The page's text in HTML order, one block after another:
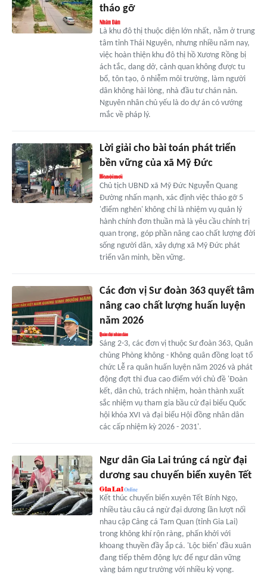
tháo gỡ
Là khu đô thị thuộc diện lớn nhất, nằm ở trung
tâm tỉnh Thái Nguyên, nhưng nhiều năm nay,
việc hoàn thiện khu đô thị hồ Xương Rồng bị
ách tắc, dang dở, cảnh quan không được tu
bổ, tôn tạo, ô nhiễm môi trường, làm người
dân không hài lòng, nhà đầu tư chán nản.
Nguyên nhân chủ yếu là do dự án có vướng
mắc về pháp lý.
Lời giải cho bài toán phát triển
bền vững của xã Mỹ Đức
Chủ tịch UBND xã Mỹ Đức Nguyễn Quang
Đường nhấn mạnh, xác định việc tháo gỡ 5
'điểm nghẽn' không chỉ là nhiệm vụ quản lý
hành chính đơn thuần mà là yêu cầu chính trị
quan trọng, góp phần nâng cao chất lượng đời
sống người dân, xây dựng xã Mỹ Đức phát
triển văn minh, bền vững.
Các đơn vị Sư đoàn 363 quyết tâm
nâng cao chất lượng huấn luyện
năm 2026
Sáng 2-3, các đơn vị thuộc Sư đoàn 363, Quân
chủng Phòng không - Không quân đồng loạt tổ
chức Lễ ra quân huấn luyện năm 2026 và phát
động đợt thi đua cao điểm với chủ đề 'Đoàn
kết, dân chủ, trách nhiệm, hoàn thành xuất
sắc nhiệm vụ tham gia bầu cử đại biểu Quốc
hội khóa XVI và đại biểu Hội đồng nhân dân
các cấp nhiệm kỳ 2026 - 2031'.
Ngư dân Gia Lai trúng cá ngừ đại
dương sau chuyến biển xuyên Tết
Kết thúc chuyến biển xuyên Tết Bính Ngọ,
nhiều tàu câu cá ngừ đại dương lần lượt nối
nhau cập Cảng cá Tam Quan (tỉnh Gia Lai)
trong không khí rộn ràng, phấn khởi với
khoang thuyền đầy ắp cá. 'Lộc biển' đầu xuân
đang tiếp thêm động lực để ngư dân vững
vàng bám ngư trường với nhiều kỳ vọng.